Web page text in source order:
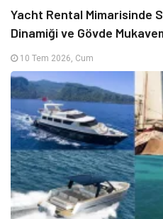
Yacht Rental Mimarisinde
Dinamiği ve Gövde
10 Tem 2026, Cum